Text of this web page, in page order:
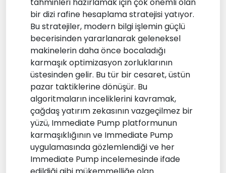
bir dizi rafine hesaplama stratejisi yatıyor.
Bu stratejiler, modern bilgi işlemin güçlü
becerisinden yararlanarak geleneksel
makinelerin daha önce bocaladığı
karmaşık optimizasyon zorluklarının
üstesinden gelir. Bu tür bir cesaret, üstün
pazar taktiklerine dönüşür. Bu
algoritmaların inceliklerini kavramak,
çağdaş yatırım zekasının vazgeçilmez bir
yüzü, Immediate Pump platformunun
karmaşıklığının ve Immediate Pump
uygulamasında gözlemlendiği ve her
Immediate Pump incelemesinde ifade